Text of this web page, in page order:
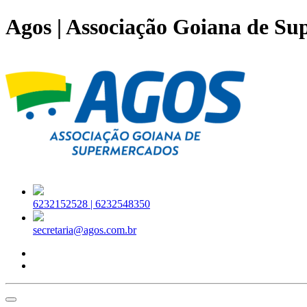
Agos | Associação Goiana de
6232152528 | 6232548350
secretaria@agos.com.br